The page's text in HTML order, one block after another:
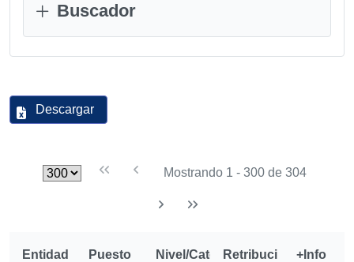
Buscador
Descargar
Mostrando 1 - 300 de 304
Entidad Puesto Nivel/CategoríaRetribución +Info